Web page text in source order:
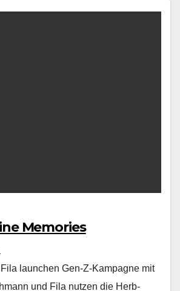
Memories
launchen Gen-Z-Kampagne mit
und Fila nutzen die Herb­